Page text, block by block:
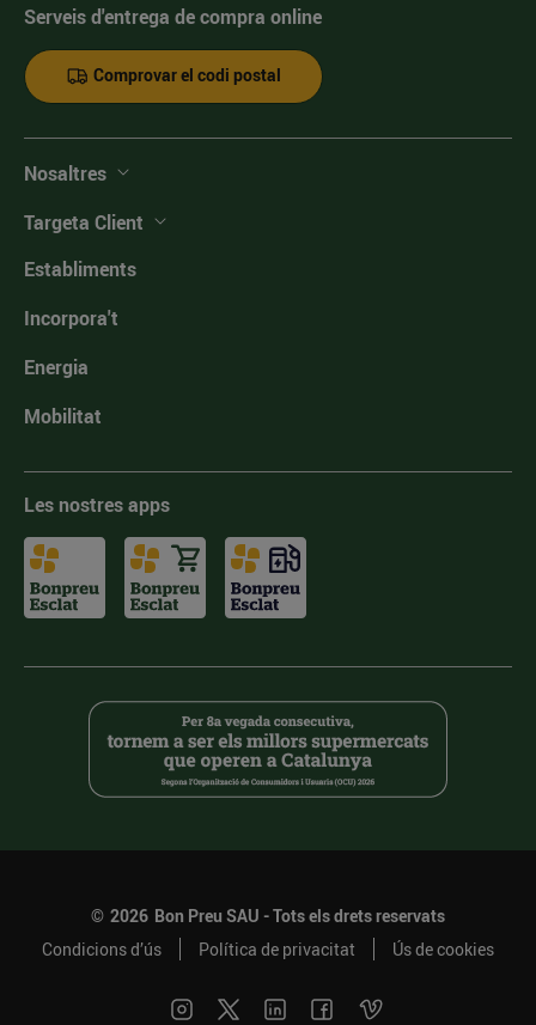
Serveis d'entrega de compra online
Comprovar el codi postal
Nosaltres
Targeta Client
Establiments
Incorpora't
Energia
Mobilitat
Les nostres apps
© 2026 Bon Preu SAU - Tots els drets reservats
Condicions d’ús
Política de privacitat Ús de cookies